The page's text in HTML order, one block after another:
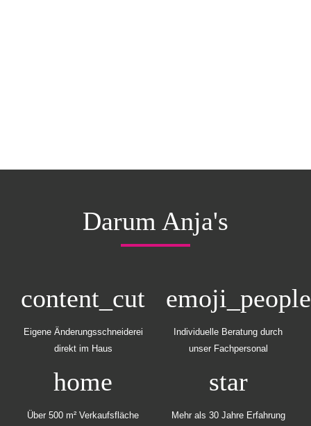
Darum Anja's
content_cut
Eigene Änderungsschneiderei
direkt im Haus
emoji_people
Individuelle Beratung durch
unser Fachpersonal
home
Über 500 m² Verkaufsfläche
star
Mehr als 30 Jahre Erfahrung